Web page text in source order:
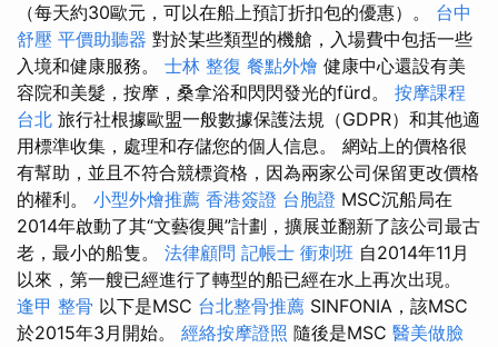
（每天約30歐元，可以在船上預訂折扣包的優惠）。 台中
舒壓 平價助聽器 對於某些類型的機艙，入場費中包括一些
入境和健康服務。 士林 整復 餐點外燴 健康中心還設有美
容院和美髮，按摩，桑拿浴和閃閃發光的fürd。 按摩課程
台北 旅行社根據歐盟一般數據保護法規（GDPR）和其他適
用標準收集，處理和存儲您的個人信息。 網站上的價格很
有幫助，並且不符合競標資格，因為兩家公司保留更改價格
的權利。 小型外燴推薦 香港簽證 台胞證 MSC沉船局在
2014年啟動了其“文藝復興”計劃，擴展並翻新了該公司最古
老，最小的船隻。 法律顧問 記帳士 衝刺班 自2014年11月
以來，第一艘已經進行了轉型的船已經在水上再次出現。
逢甲 整骨 以下是MSC 台北整骨推薦 SINFONIA，該MSC
於2015年3月開始。 經絡按摩證照 隨後是MSC 醫美做臉